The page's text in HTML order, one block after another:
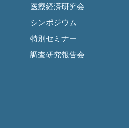
医療経済研究会
シンポジウム
特別セミナー
調査研究報告会